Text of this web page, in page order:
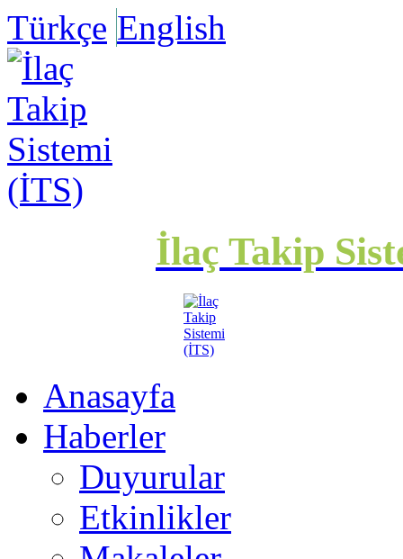
Türkçe English
İlaç Takip
Anasayfa
Haberler
Duyurular
Etkinlikler